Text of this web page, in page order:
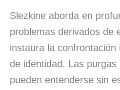
Slezkine aborda en
problemas derivados de
instaura la
de identidad. Las
pueden entenderse sin